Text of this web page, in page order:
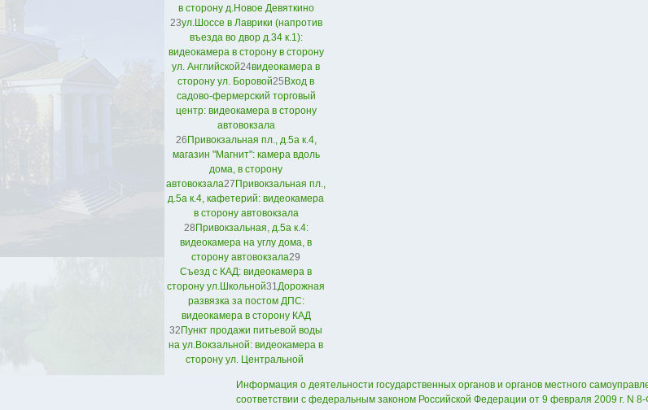
в сторону д.Новое Девяткино
23ул.Шоссе в Лаврики (напротив
въезда во двор д.34 к.1):
видеокамера в сторону в сторону
ул. Английской24видеокамера в
сторону ул. Боровой25 Вход в
садово-фермерский торговый
центр: видеокамера в сторону
автовокзала
26 Привокзальная пл., д.5а к.4,
магазин "Магнит": камера вдоль
дома, в сторону
автовокзала27 Привокзальная пл.,
д.5а к.4, кафетерий: видеокамера
в сторону автовокзала
28 Привокзальная, д.5а к.4:
видеокамера на углу дома, в
сторону автовокзала29
Съезд с КАД: видеокамера в
сторону ул.Школьной31Дорожная
развязка за постом ДПС:
видеокамера в сторону КАД
32 Пункт продажи питьевой воды
на ул.Вокзальной: видеокамера в
сторону ул. Центральной
Информация о деятельности государственных органов и органов местного
соответствии с федеральным законом Российской Федерации от 9 февраля 2009 г. N